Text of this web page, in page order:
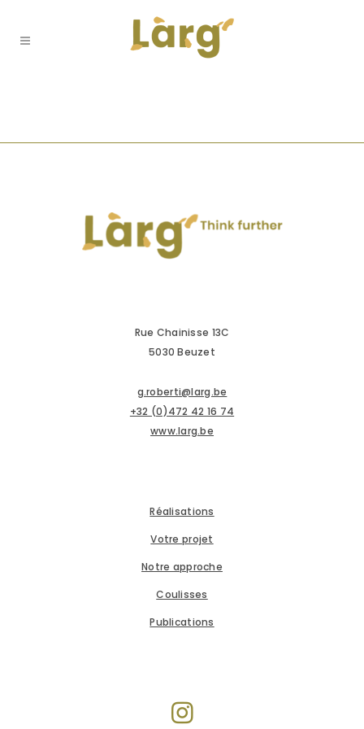
Rue Chainisse 13C
5030 Beuzet
g.roberti@larg.be
+32 (0)472 42 16 74
www.larg.be
Réalisations
Votre projet
Notre approche
Coulisses
Publications